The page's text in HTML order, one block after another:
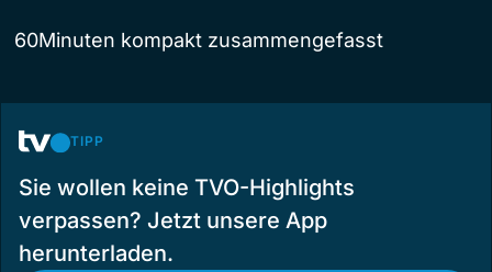
60Minuten kompakt zusammengefasst
TIPP
Sie wollen keine TVO-Highlights
verpassen? Jetzt unsere App
herunterladen.